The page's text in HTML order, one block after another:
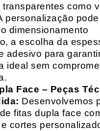
transparentes como
personalização pode
dimensionamento
a escolha da
adesivo para
ideal sem
Face – Peças
Desenvolvemos
fitas dupla face
cortes